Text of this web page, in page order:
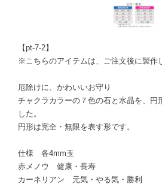
【pt-7-2】
※こちらのアイテムは、ご注文後に製作
厄除けに、かわいいお守り
チャクラカラーの７色の石と水晶を、円
した。
円形は完全・無限を表す形です。
仕様 各4mm玉
赤メノウ 健康・長寿
カーネリアン 元気・やる気・勝利